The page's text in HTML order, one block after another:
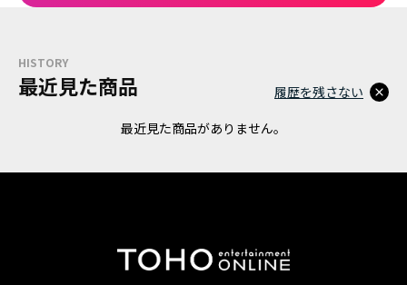
HISTORY
最近見た商品
最近見た商品がありません。
履歴を残さない